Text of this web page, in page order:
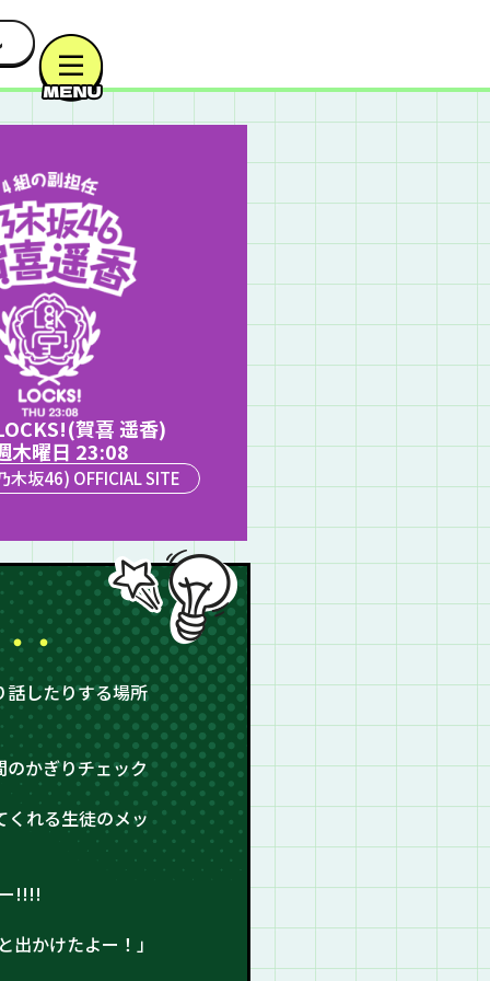
賀喜 遥香)
木曜日 23:08
木坂46) OFFICIAL SITE
・
話したりする場所
かぎりチェック
くれる生徒のメッ
!!!!
かけたよー！」